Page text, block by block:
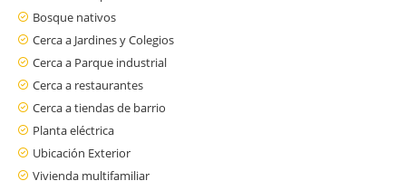
Bosque nativos
Cerca a Jardines y Colegios
Cerca a Parque industrial
Cerca a restaurantes
Cerca a tiendas de barrio
Planta eléctrica
Ubicación Exterior
Vivienda multifamiliar